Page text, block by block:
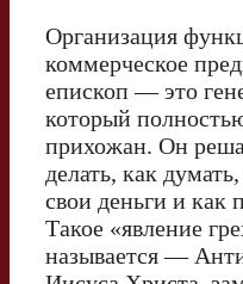
Организация
коммерческое
епископ — это
который
прихожан. Он
делать, как
свои деньги и как
Такое «явление
называется —